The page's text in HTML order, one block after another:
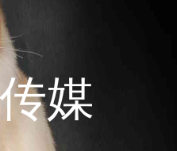
媒